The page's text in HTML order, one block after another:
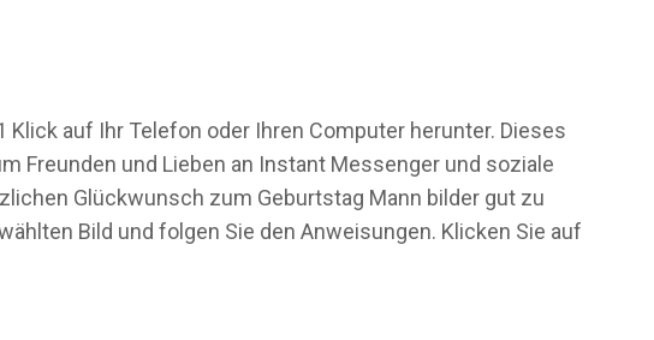
auf Ihr Telefon oder Ihren Computer herunter. Dieses
Freunden und Lieben an Instant Messenger und soziale
Glückwunsch zum Geburtstag Mann bilder gut zu
Bild und folgen Sie den Anweisungen. Klicken Sie auf